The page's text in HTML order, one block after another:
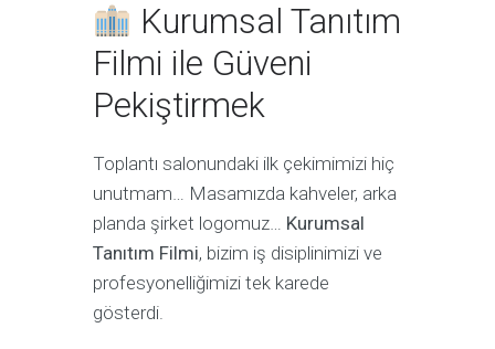
Kurumsal Tanıtım
Filmi ile Güveni
Pekiştirmek
Toplantı salonundaki ilk çekimimizi hiç
unutmam… Masamızda kahveler, arka
planda şirket logomuz… Kurumsal
Tanıtım Filmi, bizim iş disiplinimizi ve
profesyonelliğimizi tek karede
gösterdi.